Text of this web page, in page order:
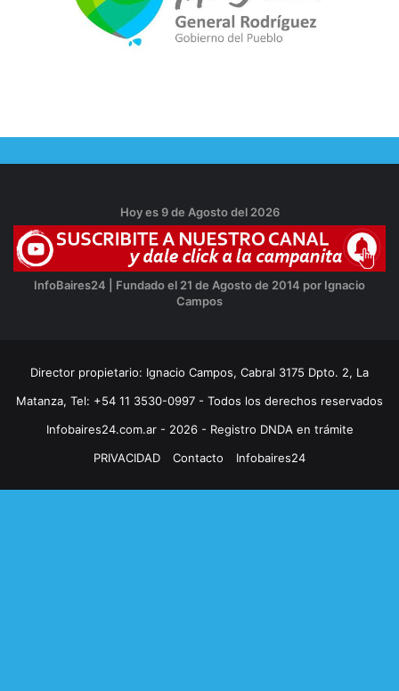
Hoy es 9 de Agosto del 2026
InfoBaires24 | Fundado el 21 de Agosto de 2014 por Ignacio
Campos
Director propietario: Ignacio Campos, Cabral 3175 Dpto. 2, La
Matanza, Tel: +54 11 3530-0997 - Todos los derechos reservados
Infobaires24.com.ar - 2026 - Registro DNDA en trámite
PRIVACIDAD
Contacto Infobaires24